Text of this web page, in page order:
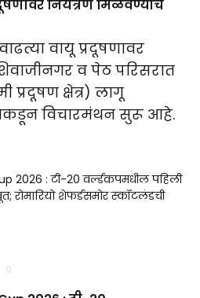
नियंत्रण मिळवण्याचे
वायू प्रदूषणावर
व पेठ परिसरात
प्रदूषण क्षेत्र) लागू
विचारमंथन सुरू आहे.
0